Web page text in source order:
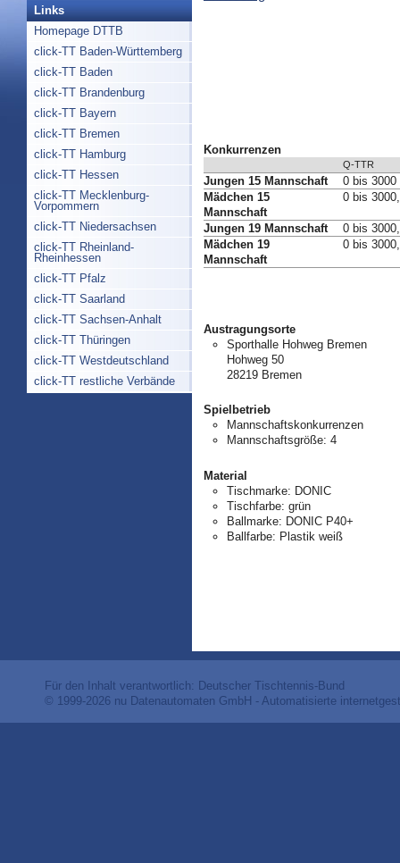
Links
Homepage DTTB
click-TT Baden-Württemberg
click-TT Baden
click-TT Brandenburg
click-TT Bayern
click-TT Bremen
click-TT Hamburg
click-TT Hessen
click-TT Mecklenburg-
Vorpommern
click-TT Niedersachsen
click-TT Rheinland-
Rheinhessen
click-TT Pfalz
click-TT Saarland
click-TT Sachsen-Anhalt
click-TT Thüringen
click-TT Westdeutschland
click-TT restliche Verbände
Konkurrenzen
Q-TTR
Jungen 15 Mannschaft
0 bis 3000
Mädchen 15
Mannschaft
0 bis
Jungen 19 Mannschaft
0 bis
Mädchen 19
Mannschaft
0 bis
Austragungsorte
Sporthalle Hohweg Bremen
Hohweg 50
28219 Bremen
Spielbetrieb
Mannschaftskonkurrenzen
Mannschaftsgröße: 4
Material
Tischmarke: DONIC
Tischfarbe: grün
Ballmarke: DONIC P40+
Ballfarbe: Plastik weiß
Für den Inhalt verantwortlich: Deutscher Tischtennis-Bund
© 1999-2026 nu Datenautomaten GmbH - Automatisierte